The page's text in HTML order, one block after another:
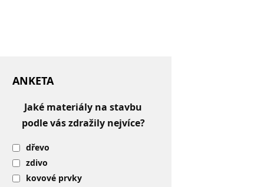
ANKETA
Jaké materiály na stavbu
podle vás zdražily nejvíce?
dřevo
zdivo
kovové prvky